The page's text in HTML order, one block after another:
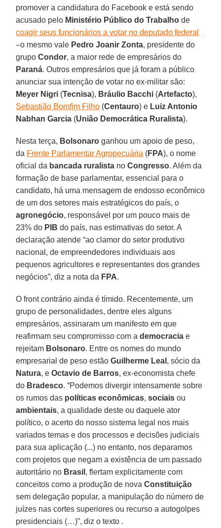
promover a candidatura do Facebook e está sendo
acusado pelo Ministério Público do Trabalho de
coagir seus funcionários a votar no deputado federal
–o mesmo vale Pedro Joanir Zonta, presidente do
grupoCondor, a maior rede de empresários do
Paraná. Outros empresários que já foram a público
anunciar sua intenção de votar no ex-militar são:
Meyer Nigri (Tecnisa), Bráulio Bacchi (Artefacto),
Sebastião Bomfim Filho (Centauro) e Luiz Antonio
Nabhan Garcia (União Democrática Ruralista).
Nesta terça, Bolsonaro ganhou um apoio de peso,
da Frente Parlamentar Agropecuária (FPA), o nome
oficial da bancada ruralista no Congresso. Além da
formação de base parlamentar, essencial para o
candidato, há uma mensagem de endosso econômico
de um dos setores mais estratégicos do país, o
agronegócio, responsável por um pouco mais de
23% do PIB do país, nas estimativas do setor. A
declaração atende “ao clamor do setor produtivo
nacional, de empreendedores individuais aos
pequenos agricultores e representantes dos grandes
negócios”, diz a nota da FPA.
O front contrário ainda é tímido. Recentemente, um
grupo de personalidades, dentre eles alguns
empresários, assinaram um manifesto em que
reafirmam seu compromisso com ademocracia e
rejeitam Bolsonaro. Entre os nomes do mundo
empresarial de peso estãoGuilherme Leal , sócio da
Natura, eOctavio de Barros, ex-economista chefe
do Bradesco. “Podemos divergir intensamente sobre
os rumos das políticas econômicas, sociaisou
ambientais, a qualidade deste ou daquele ator
político, o acerto do nosso sistema legal nos mais
variados temas e dos processos e decisões judiciais
para sua aplicação (...) no entanto, nos deparamos
com projetos que negam a existência de um passado
autoritário no Brasil , flertam explicitamente com
conceitos como a produção de novaConstituição
sem delegação popular, a manipulação do número de
juízes nas cortes superiores ou recurso a autogolpes
presidenciais (…)”, diz o texto .